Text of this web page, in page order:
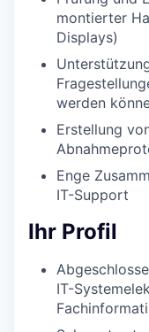
montierter
Displays)
werden
Erstellung
Enge
IT-Support
Ihr Profil
IT-